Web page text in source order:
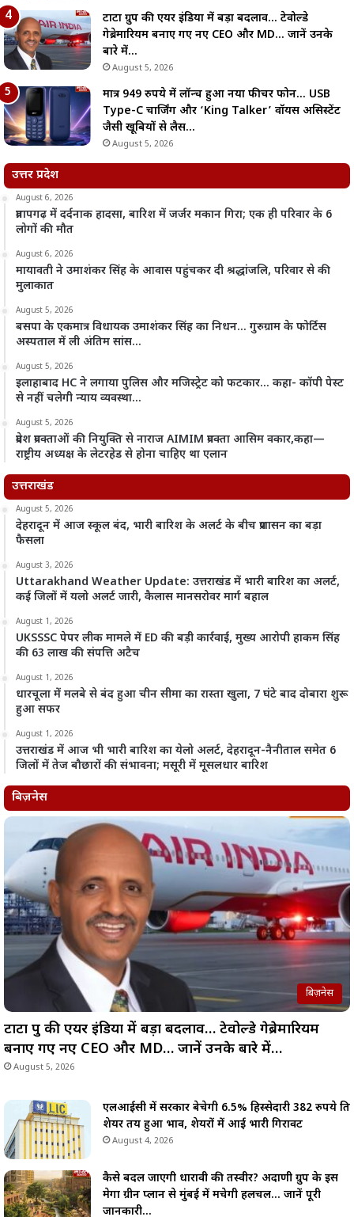
टाटा ग्रुप की एयर इंडिया में बड़ा बदलाव… टेवोल्डे
गेब्रेमारियम बनाए गए नए CEO और MD… जानें उनके
बारे में…
August 5, 2026
मात्र 949 रुपये में लॉन्च हुआ नया फीचर फोन… USB
Type-C चार्जिंग और ‘King Talker’ वॉयस असिस्टेंट
जैसी खूबियों से लैस…
August 5, 2026
उत्तर प्रदेश
August 6, 2026
प्रतापगढ़ में दर्दनाक हादसा, बारिश में जर्जर मकान गिरा; एक ही परिवार के 6
लोगों की मौत
August 6, 2026
मायावती ने उमाशंकर सिंह के आवास पहुंचकर दी श्रद्धांजलि, परिवार से की
मुलाकात
August 5, 2026
बसपा के एकमात्र विधायक उमाशंकर सिंह का निधन… गुरुग्राम के फोर्टिस
अस्पताल में ली अंतिम सांस…
August 5, 2026
इलाहाबाद HC ने लगाया पुलिस और मजिस्ट्रेट को फटकार… कहा- कॉपी पेस्ट
से नहीं चलेगी न्याय व्यवस्था…
August 5, 2026
प्रदेश प्रवक्ताओं की नियुक्ति से नाराज AIMIM प्रवक्ता आसिम वकार,कहा—
राष्ट्रीय अध्यक्ष के लेटरहेड से होना चाहिए था एलान
उत्तराखंड
August 5, 2026
देहरादून में आज स्कूल बंद, भारी बारिश के अलर्ट के बीच प्रशासन का बड़ा
फैसला
August 3, 2026
Uttarakhand Weather Update: उत्तराखंड में भारी बारिश का अलर्ट,
कई जिलों में यलो अलर्ट जारी, कैलास मानसरोवर मार्ग बहाल
August 1, 2026
UKSSSC पेपर लीक मामले में ED की बड़ी कार्रवाई, मुख्य आरोपी हाकम सिंह
की 63 लाख की संपत्ति अटैच
August 1, 2026
धारचूला में मलबे से बंद हुआ चीन सीमा का रास्ता खुला, 7 घंटे बाद दोबारा शुरू
हुआ सफर
August 1, 2026
उत्तराखंड में आज भी भारी बारिश का येलो अलर्ट, देहरादून-नैनीताल समेत 6
जिलों में तेज बौछारों की संभावना; मसूरी में मूसलधार बारिश
बिज़नेस
बिज़नेस
टाटा ग्रुप की एयर इंडिया में बड़ा बदलाव… टेवोल्डे गेब्रेमारियम
बनाए गए नए CEO और MD… जानें उनके बारे में…
August 5, 2026
एलआईसी में सरकार बेचेगी 6.5% हिस्सेदारी 382 रुपये प्रति
शेयर तय हुआ भाव, शेयरों में आई भारी गिरावट
August 4, 2026
कैसे बदल जाएगी धारावी की तस्वीर? अदाणी ग्रुप के इस
मेगा ग्रीन प्लान से मुंबई में मचेगी हलचल… जानें पूरी
जानकारी…